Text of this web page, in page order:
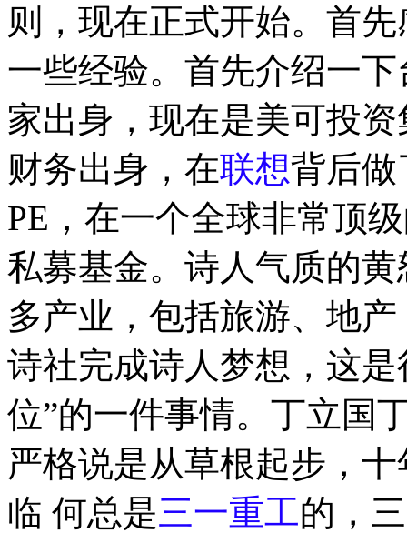
则，现在正式开始。首
一些经验。首先介绍一
家出身，现在是美可投
财务出身，在联想背后做
PE，在一个全球非常顶
私募基金。诗人气质的
多产业，包括旅游、地
诗社完成诗人梦想，这
位”的一件事情。丁立国
严格说是从草根起步，
临 何总是三一重工的，